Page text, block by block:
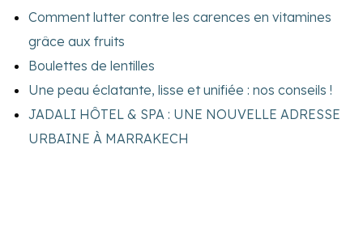
Comment lutter contre les carences en vitamines
grâce aux fruits
Boulettes de lentilles
Une peau éclatante, lisse et unifiée : nos conseils !
JADALI HÔTEL & SPA : UNE NOUVELLE ADRESSE
URBAINE À MARRAKECH